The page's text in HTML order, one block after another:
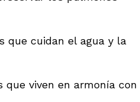
que cuidan el agua y la
viven en armonía con